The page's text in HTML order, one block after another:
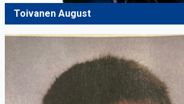
Toivanen August